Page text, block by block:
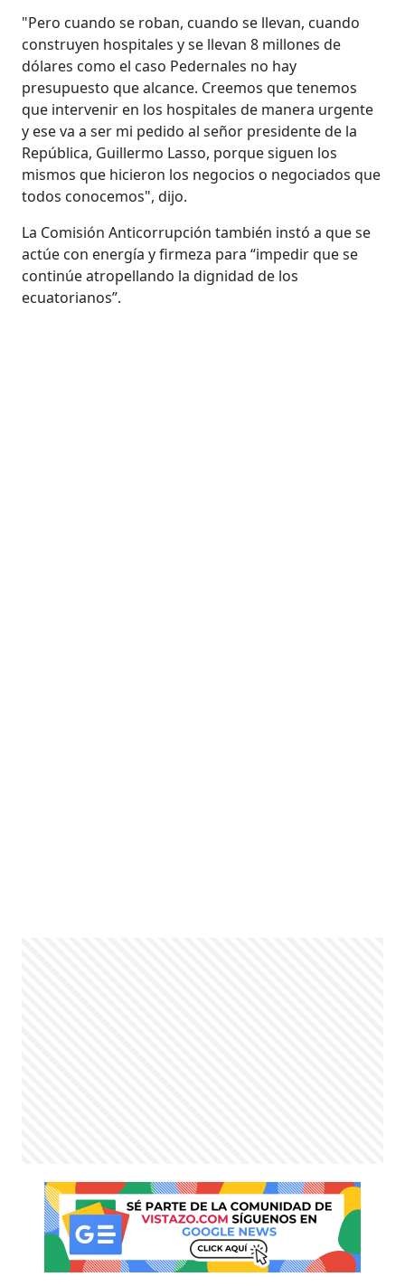
"Pero cuando se roban, cuando se llevan, cuando
construyen hospitales y se llevan 8 millones de
dólares como el caso Pedernales no hay
presupuesto que alcance. Creemos que tenemos
que intervenir en los hospitales de manera urgente
y ese va a ser mi pedido al señor presidente de la
República, Guillermo Lasso, porque siguen los
mismos que hicieron los negocios o negociados que
todos conocemos", dijo.
La Comisión Anticorrupción también instó a que se
actúe con energía y firmeza para “impedir que se
continúe atropellando la dignidad de los
ecuatorianos”.